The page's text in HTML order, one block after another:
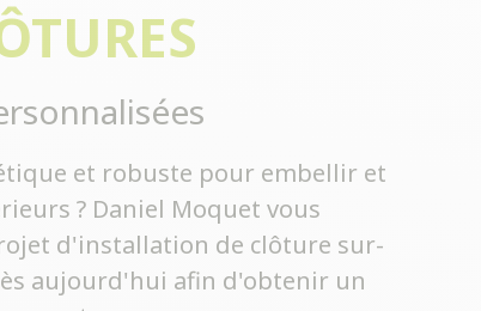
et robuste pour embellir et
? Daniel Moquet vous
d'installation de clôture sur-
aujourd'hui afin d'obtenir un